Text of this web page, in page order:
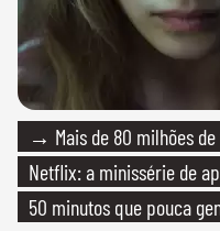
→ Mais de 80 milhões
Netflix: a minissérie de
50 minutos que pouca